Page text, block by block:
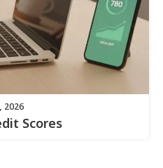
2026
Scores